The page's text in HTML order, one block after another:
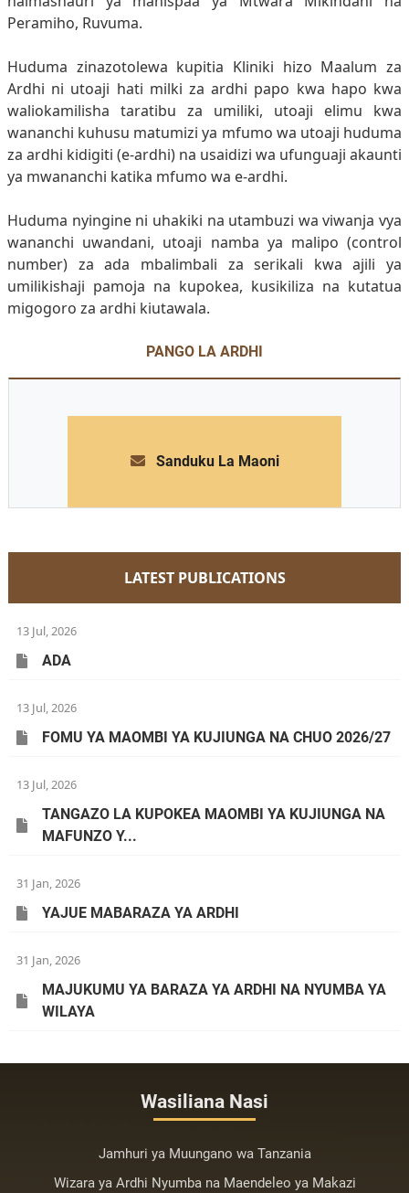
Peramiho, Ruvuma.
Huduma zinazotolewa kupitia Kliniki hizo Maalum za
Ardhi ni utoaji hati milki za ardhi papo kwa hapo kwa
waliokamilisha taratibu za umiliki, utoaji elimu kwa
wananchi kuhusu matumizi ya mfumo wa utoaji huduma
za ardhi kidigiti (e-ardhi) na usaidizi wa ufunguaji akaunti
ya mwananchi katika mfumo wa e-ardhi.
Huduma nyingine ni uhakiki na utambuzi wa viwanja vya
wananchi uwandani, utoaji namba ya malipo (control
number) za ada mbalimbali za serikali kwa ajili ya
umilikishaji pamoja na kupokea, kusikiliza na kutatua
migogoro za ardhi kiutawala.
PANGO LA ARDHI
Sanduku La Maoni
LATEST PUBLICATIONS
13 Jul, 2026
ADA
13 Jul, 2026
FOMU YA MAOMBI YA KUJIUNGA NA CHUO 2026/27
13 Jul, 2026
TANGAZO LA KUPOKEA MAOMBI YA KUJIUNGA NA
MAFUNZO Y...
31 Jan, 2026
YAJUE MABARAZA YA ARDHI
31 Jan, 2026
MAJUKUMU YA BARAZA YA ARDHI NA NYUMBA YA
WILAYA
Wasiliana Nasi
Jamhuri ya Muungano wa Tanzania
Wizara ya Ardhi Nyumba na Maendeleo ya Makazi